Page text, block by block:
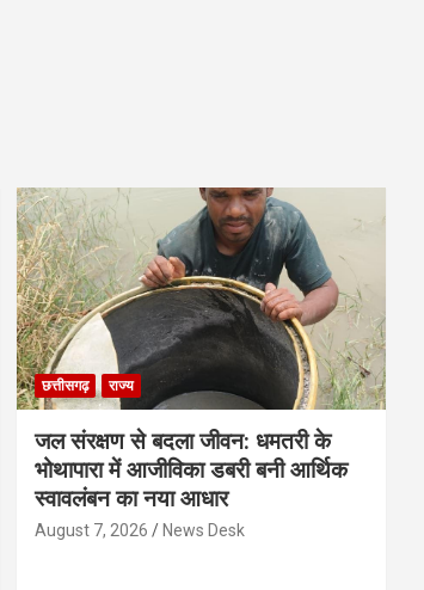
छत्तीसगढ़ राज्य
जल संरक्षण से बदला जीवन: धमतरी के
भोथापारा में आजीविका डबरी बनी आर्थिक
स्वावलंबन का नया आधार
August 7, 2026 News Desk